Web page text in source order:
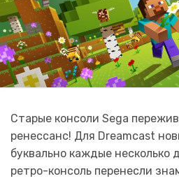
Старые консоли Sega
ренессанс! Для Dreamcast
буквально каждые несколько
ретро-консоль перенесли